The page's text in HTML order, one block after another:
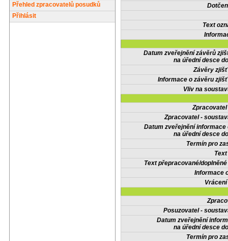
Přehled zpracovatelů posudků
Přihlásit
Text
Datum zveřejnění závěrů
na úřední desce
Závěry
Informace o závěru
Vliv na
Zpracovatel -
Datum zveřejnění informace
na úřední desce
Termín pro
Text přepracované/
Informace
Posuzovatel -
Datum zveřejnění
na úřední desce
Termín pro